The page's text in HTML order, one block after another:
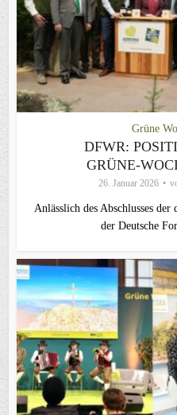
Grüne
DFWR:
GRÜNE-
26. Januar 2026
Anlässlich des Abschlusses
der Deutsche